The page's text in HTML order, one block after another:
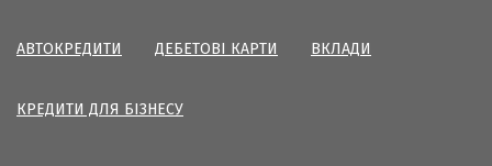
АВТОКРЕДИТИ ДЕБЕТОВІ КАРТИ ВКЛАДИ
КРЕДИТИ ДЛЯ БІЗНЕСУ